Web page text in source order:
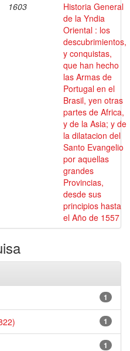
1603
Historia General
de la Yndia
Oriental : los
descubrimientos,
y conquistas,
que han hecho
las Armas de
Portugal en el
Brasil, yen otras
partes de Africa,
y de la Asia; y de
la dilatacion del
Santo Evangelio
por aquellas
grandes
Provincias,
desde sus
principios hasta
el Año de 1557
1
1
1